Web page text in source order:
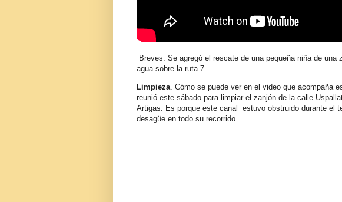
Breves. Se agregó el rescate de una pequeña niña de una
agua sobre la ruta 7.
Limpieza. Cómo se puede ver en el video que acompaña
reunió este sábado para limpiar el zanjón de la calle
Artigas. Es porque este canal estuvo obstruido durante el
desagüe en todo su recorrido.